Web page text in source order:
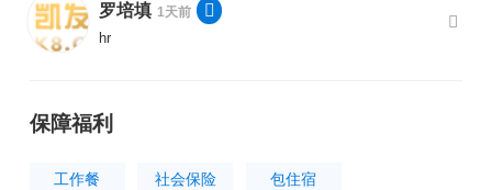
罗培填 1天前
hr
保障福利
工作餐 社会保险 包住宿